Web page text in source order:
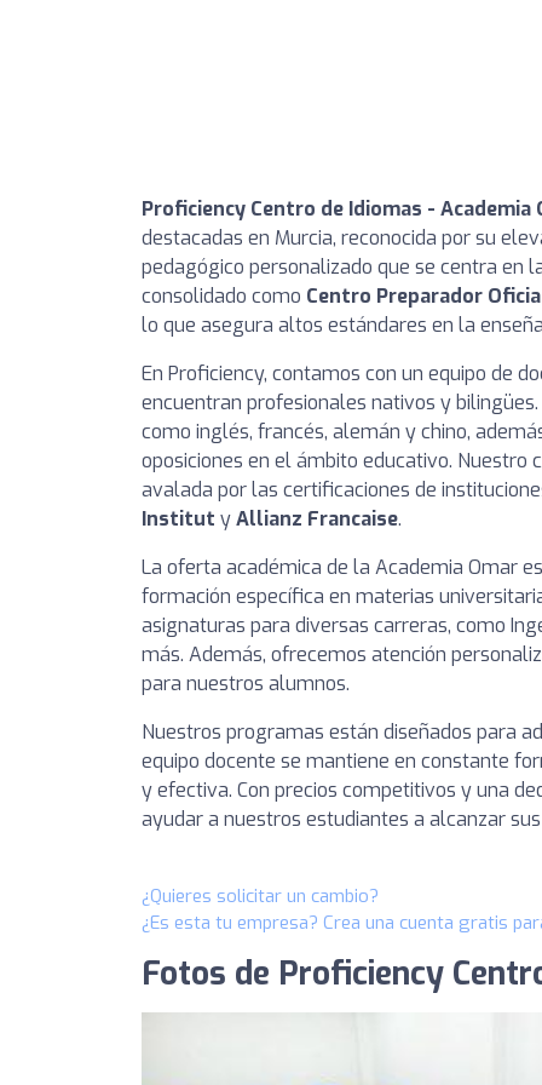
Proficiency Centro de Idiomas - Academia
destacadas en Murcia, reconocida por su
pedagógico personalizado que se centra en
consolidado como Centro Preparador
lo que asegura altos estándares en la
En Proficiency, contamos con un equipo de
encuentran profesionales nativos y
como inglés, francés, alemán y chino,
oposiciones en el ámbito educativo. Nuestro
avalada por las certificaciones de
Institut yAllianz Francaise.
La oferta académica de la Academia Omar
formación específica en materias
asignaturas para diversas carreras, como
más. Además, ofrecemos atención
para nuestros alumnos.
Nuestros programas están diseñados para
equipo docente se mantiene en constante
y efectiva. Con precios competitivos y una
ayudar a nuestros estudiantes a alcanzar
¿Quieres solicitar un cambio?
¿Es esta tu empresa? Crea una cuenta gratis
Fotos de Proficiency